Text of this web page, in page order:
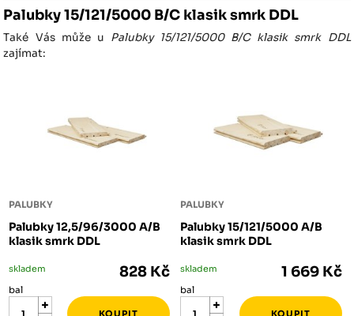
Palubky 15/121/5000 B/C klasik smrk DDL
Také Vás může u Palubky 15/121/5000 B/C klasik smrk DDL
zajímat:
PALUBKY
Palubky 12,5/96/3000 A/B
klasik smrk DDL
skladem 828 Kč
bal
PALUBKY
Palubky 15/121/5000 A/B
klasik smrk DDL
skladem 1 669 Kč
bal